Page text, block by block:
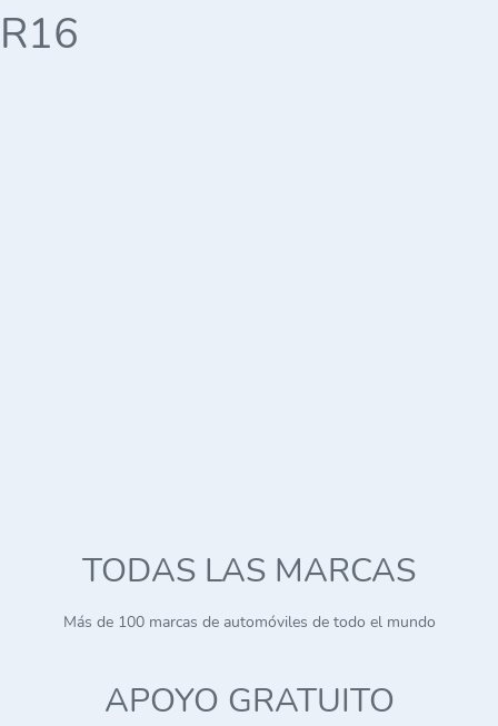
R16
TODAS LAS MARCAS
Más de 100 marcas de automóviles de todo el mundo
APOYO GRATUITO